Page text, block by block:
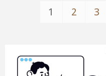
1 2 3